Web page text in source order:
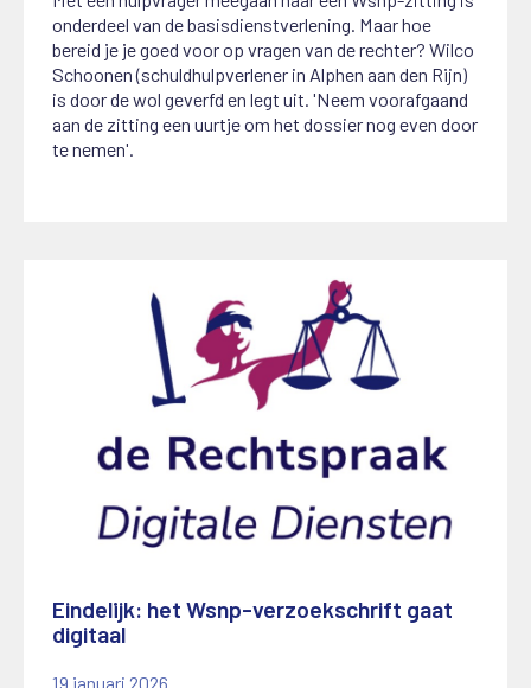
onderdeel van de basisdienstverlening. Maar hoe
bereid je je goed voor op vragen van de rechter? Wilco
Schoonen (schuldhulpverlener in Alphen aan den Rijn)
is door de wol geverfd en legt uit. 'Neem voorafgaand
aan de zitting een uurtje om het dossier nog even door
te nemen'.
Eindelijk: het Wsnp-verzoekschrift gaat
digitaal
19 januari 2026